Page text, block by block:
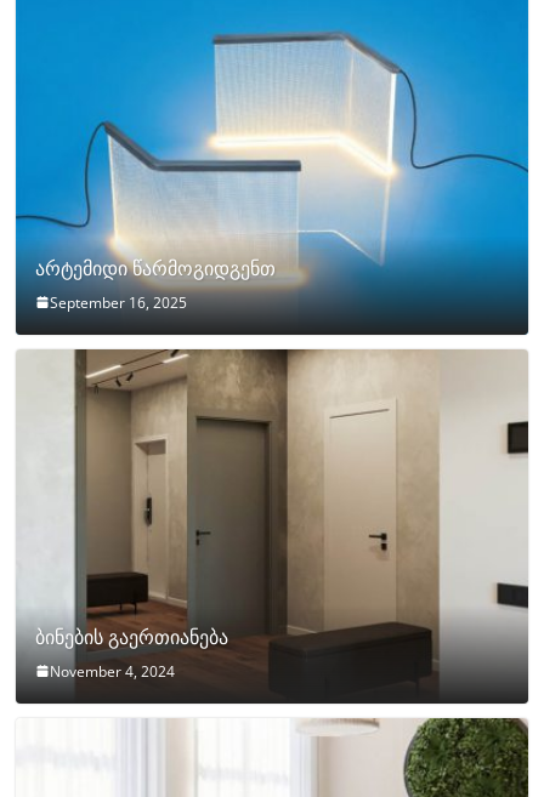
არტემიდი წარმოგიდგენთ
September 16, 2025
ბინების გაერთიანება
November 4, 2024